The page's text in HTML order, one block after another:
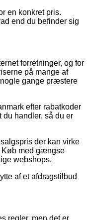
en konkret pris.
end du befinder sig
forretninger, og for
på mange af
gange præstere
efter rabatkoder
du handler, så du er
der kan virke
Køb med gængse
webshops.
af et afdragstilbud
regler, men det er